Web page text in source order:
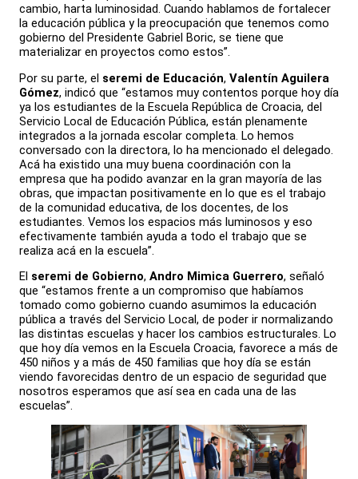
cambio, harta luminosidad. Cuando hablamos de fortalecer
la educación pública y la preocupación que tenemos como
gobierno del Presidente Gabriel Boric, se tiene que
materializar en proyectos como estos”.
Por su parte, el seremi de Educación, Valentín Aguilera
Gómez, indicó que “estamos muy contentos porque hoy día
ya los estudiantes de la Escuela República de Croacia, del
Servicio Local de Educación Pública, están plenamente
integrados a la jornada escolar completa. Lo hemos
conversado con la directora, lo ha mencionado el delegado.
Acá ha existido una muy buena coordinación con la
empresa que ha podido avanzar en la gran mayoría de las
obras, que impactan positivamente en lo que es el trabajo
de la comunidad educativa, de los docentes, de los
estudiantes. Vemos los espacios más luminosos y eso
efectivamente también ayuda a todo el trabajo que se
realiza acá en la escuela”.
El seremi de Gobierno, Andro Mimica Guerrero, señaló
que “estamos frente a un compromiso que habíamos
tomado como gobierno cuando asumimos la educación
pública a través del Servicio Local, de poder ir normalizando
las distintas escuelas y hacer los cambios estructurales. Lo
que hoy día vemos en la Escuela Croacia, favorece a más de
450 niños y a más de 450 familias que hoy día se están
viendo favorecidas dentro de un espacio de seguridad que
nosotros esperamos que así sea en cada una de las
escuelas”.